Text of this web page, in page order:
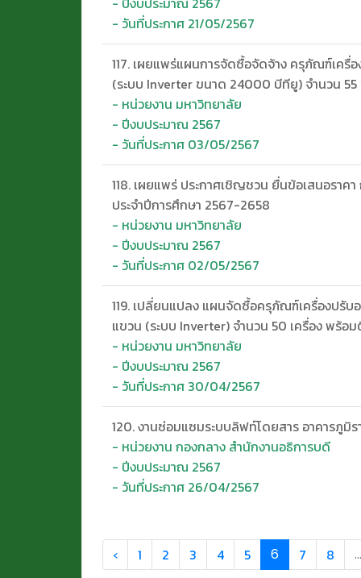
- วันที่ประกาศ 21/05/2567
117. เผยแพร่แผนการจัดซื้อจัดจ้าง ครุภัณฑ์เค
(ระบบ Inverter ขนาด 24000 บีทียู) จำนวน
- หน่วยงาน มหาวิทยาลัย
- ปีงบประมาณ 2567
- วันที่ประกาศ 03/05/2567
118. เผยแพร่ ประกาศเชิญชวน ยื่นข้อเสนอรา
ประจำปีการศึกษา 2567-2658
- หน่วยงาน มหาวิทยาลัย
- ปีงบประมาณ 2567
- วันที่ประกาศ 02/05/2567
119. เปลี่ยนแปลง แผนจัดซื้อครุภัณฑ์เครื่องปรั
แขวน (ระบบ Inverter) จำนวน 50 เครื่อง พร้
- หน่วยงาน มหาวิทยาลัย
- ปีงบประมาณ 2567
- วันที่ประกาศ 30/04/2567
120. งานซ่อมแซมระบบลิฟท์โดยสาร อาคารภู
- หน่วยงาน กองกลาง สำนักงานอธิการบดี
- ปีงบประมาณ 2567
- วันที่ประกาศ 26/04/2567
‹ 1 2 3 4 5 6 7 8 ...